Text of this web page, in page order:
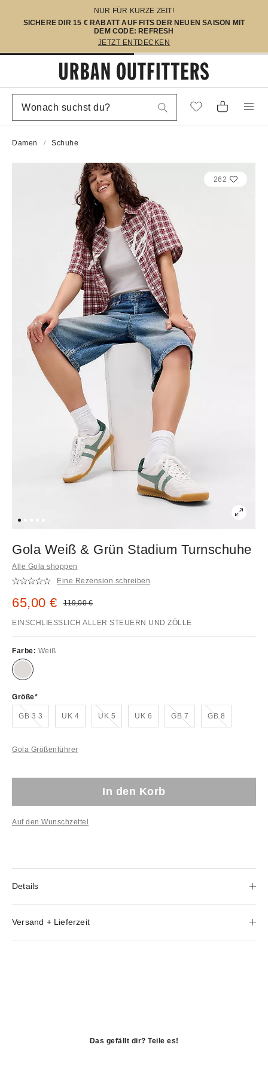
NUR FÜR KURZE ZEIT!
SICHERE DIR 15 € RABATT AUF FITS DER NEUEN SAISON MIT
DEM CODE: REFRESH
JETZT ENTDECKEN
Damen Schuhe
262
Gola Weiß & Grün Stadium Turnschuhe
Alle Gola shoppen
Eine Rezension schreiben
Sale Preis:
65,00 € Original Preis:
119,00 €
EINSCHLIESSLICH ALLER STEUERN UND ZÖLLE
Farbe: Weiß
Größe
GB 3 3Ausverkauft!UK 4 UK 5Ausverkauft!
UK 6 GB 7Ausverkauft!
GB 8Ausverkauft!
Gola Größenführer
In den Korb
Auf den Wunschzettel
Details
Versand + Lieferzeit
Das gefällt dir? Teile es!